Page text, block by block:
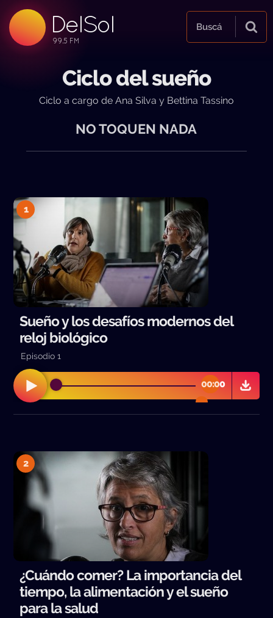
DelSol
99.5 FM
99.5 FM
99.5 FM
Buscá
Ciclo del sueño
Ciclo a cargo de Ana Silva y Bettina Tassino
NO TOQUEN NADA
1
Sueño y los desafíos modernos del
reloj biológico
Episodio 1
00:00
00:00
2
¿Cuándo comer? La importancia del
tiempo, la alimentación y el sueño
para la salud